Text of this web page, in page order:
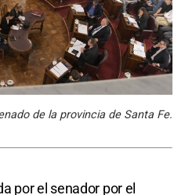
de la provincia de Santa Fe.
por el senador por el